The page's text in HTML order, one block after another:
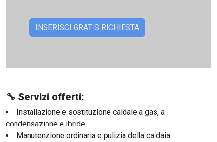
🔧 Servizi offerti:
Installazione e sostituzione caldaie a gas, a
condensazione e ibride
Manutenzione ordinaria e pulizia della caldaia